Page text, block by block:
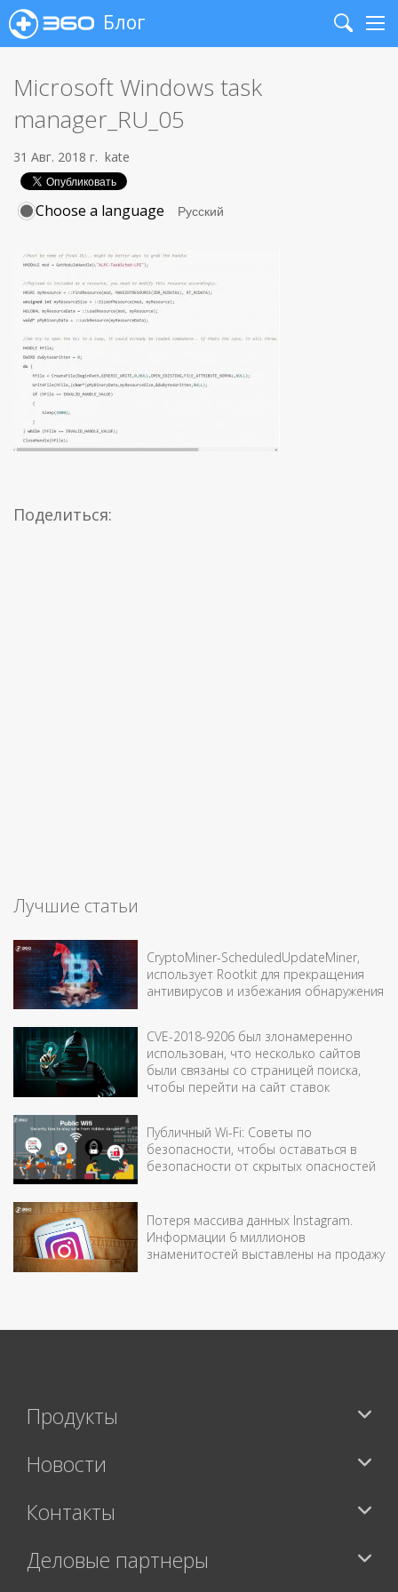
Блог
Search
Microsoft Windows task
manager_RU_05
31 Авг. 2018 г. kate
Choose a language
Поделиться:
Лучшие статьи
CryptoMiner-ScheduledUpdateMiner,
использует Rootkit для прекращения
антивирусов и избежания обнаружения
CVE-2018-9206 был злонамеренно
использован, что несколько сайтов
были связаны со страницей поиска,
чтобы перейти на сайт ставок
Публичный Wi-Fi: Советы по
безопасности, чтобы оставаться в
безопасности от скрытых опасностей
Потеря массива данных Instagram.
Информации 6 миллионов
знаменитостей выставлены на продажу
Продукты
Новости
Контакты
Деловые партнеры